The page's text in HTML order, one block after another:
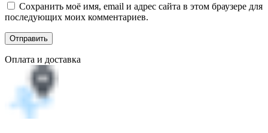
Сохранить моё имя, email и адрес сайта в этом браузере для
последующих моих комментариев.
Оплата и доставка